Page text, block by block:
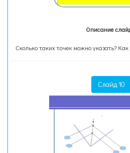
Описание
Сколько таких точек можно указать?
Слайд 10